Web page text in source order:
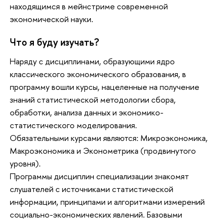
находящимся в мейнстриме современной
экономической науки.
Что я буду изучать?
Наряду с дисциплинами, образующими ядро
классического экономического образования, в
программу вошли курсы, нацеленные на получение
знаний статистической методологии сбора,
обработки, анализа данных и экономико-
статистического моделирования.
Обязательными курсами являются: Микроэкономика,
Макроэкономика и Эконометрика (продвинутого
уровня).
Программы дисциплин специализации знакомят
слушателей с источниками статистической
информации, принципами и алгоритмами измерений
социально-экономических явлений. Базовыми